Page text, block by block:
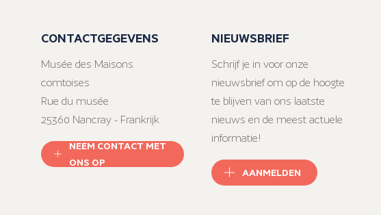
CONTACTGEGEVENS
Musée des Maisons
comtoises
Rue du musée
25360 Nancray - Frankrijk
NEEM CONTACT MET
ONS OP
NIEUWSBRIEF
Schrijf je in voor onze
nieuwsbrief om op de hoogte
te blijven van ons laatste
nieuws en de meest actuele
informatie!
AANMELDEN